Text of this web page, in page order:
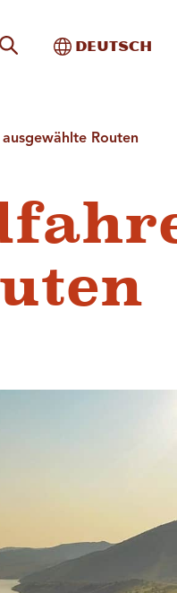
Website-Suche
Toggle
Deutsch
Routen